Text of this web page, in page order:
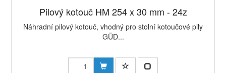
Pilový kotouč HM 254 x 30 mm - 24z
Náhradní pilový kotouč, vhodný pro stolní kotoučové pily
GÜD...